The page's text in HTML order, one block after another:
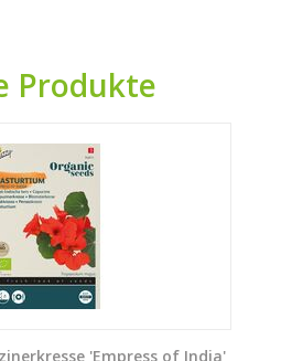
Produkte
'Empress of India'